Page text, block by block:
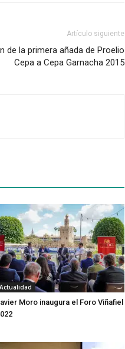
Artículo siguiente
de la primera añada de Proelio
Cepa a Cepa Garnacha 2015
Actualidad
Moro inaugura el Foro Viñafiel